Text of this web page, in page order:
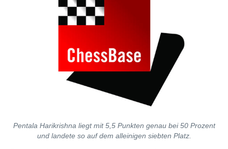
Pentala Harikrishna liegt mit 5,5 Punkten genau bei 50 Prozent
und landete so auf dem alleinigen siebten Platz.